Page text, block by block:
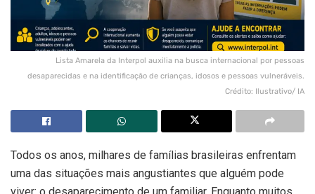
Lista Amarela da Interpol auxilia na busca internacional por pessoas
desaparecidas e na identificação de crianças, idosos e pessoas vulneráveis.
Crédito: Ilustrativo/ IA
Todos os anos, milhares de famílias brasileiras enfrentam
uma das situações mais angustiantes que alguém pode